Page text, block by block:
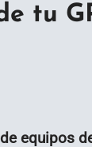
tu
equipos